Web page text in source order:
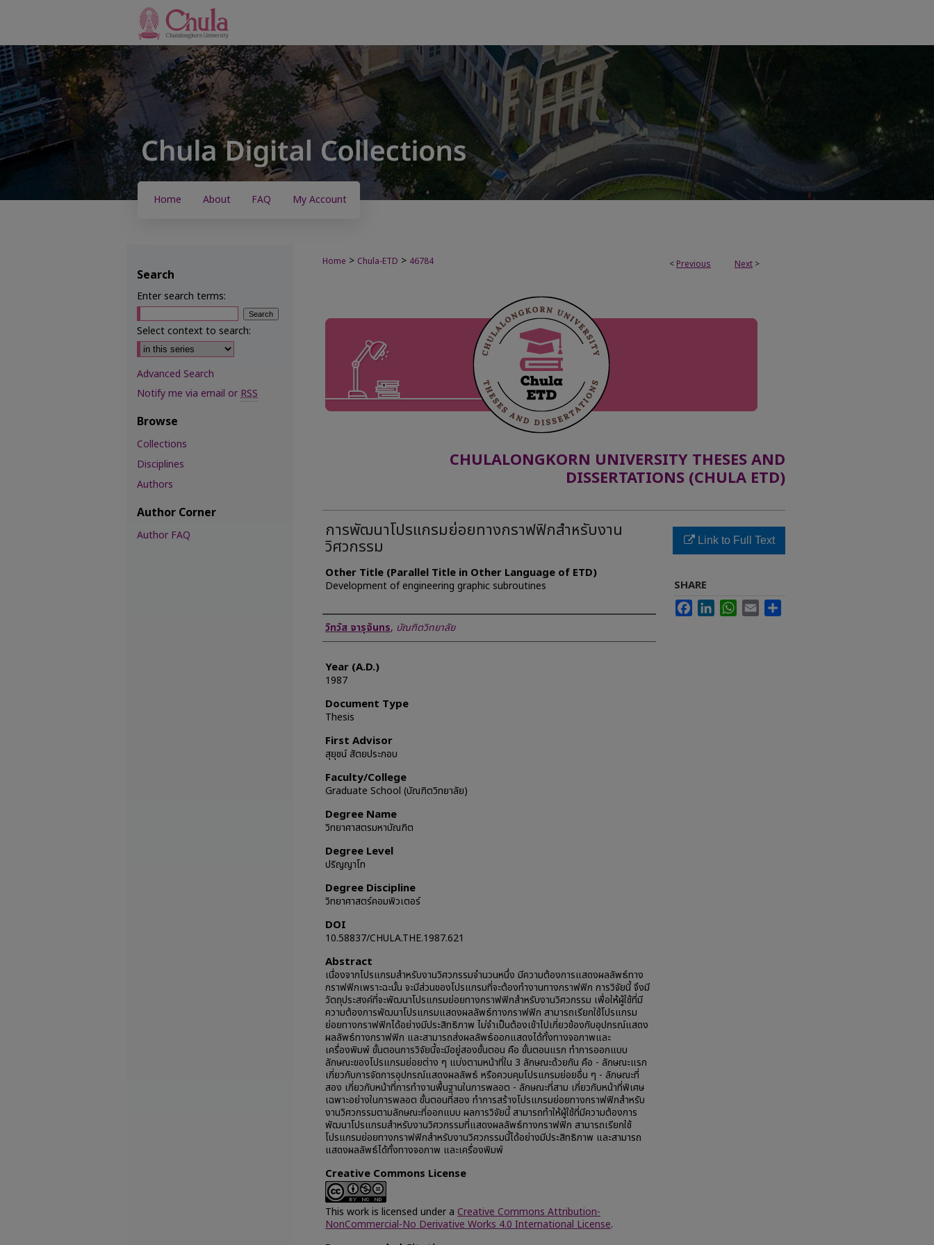
Home About FAQ My Account
< Previous Next >
Home > Chula-ETD > 46784
CHULALONGKORN UNIVERSITY THESES AND
DISSERTATIONS (CHULA ETD)
การพัฒนาโปรแกรมย่อยทางกราฟฟิกสำหรับงาน
วิศวกรรม
Other Title (Parallel Title in Other Language of ETD)
Development of engineering graphic subroutines
Author
วิทวัส จารุจันทร, บัณฑิตวิทยาลัย
Year (A.D.)
1987
Document Type
Thesis
First Advisor
สุยุชน์ สัตยประกอบ
Faculty/College
Graduate School (บัณฑิตวิทยาลัย)
Degree Name
วิทยาศาสตรมหาบัณฑิต
Degree Level
ปริญญาโท
Degree Discipline
วิทยาศาสตร์คอมพิวเตอร์
DOI
10.58837/CHULA.THE.1987.621
Abstract
เนื่องจากโปรแกรมสำหรับงานวิศวกรรมจำนวนหนึ่ง มีความต้องการแสดงผลลัพธ์ทาง
กราฟฟิกเพราะฉะนั้น จะมีส่วนของโปรแกรมที่จะต้องทำงานทางกราฟฟิก การวิจัยนี้ จึงมี
วัตถุประสงค์ที่จะพัฒนาโปรแกรมย่อยทางกราฟฟิกสำหรับงานวิศวกรรม เพื่อให้ผู้ใช้ที่มี
ความต้องการพัฒนาโปรแกรมแสดงผลลัพธ์ทางกราฟฟิก สามารถเรียกใช้โปรแกรม
ย่อยทางกราฟฟิกได้อย่างมีประสิทธิภาพ ไม่จำเป็นต้องเข้าไปเกี่ยวข้องกับอุปกรณ์แสดง
ผลลัพธ์ทางกราฟฟิก และสามารถส่งผลลัพธ์ออกแสดงได้ทั้งทางจอภาพและ
เครื่องพิมพ์ ขั้นตอนการวิจัยนี้จะมีอยู่สองขั้นตอน คือ ขั้นตอนแรก ทำการออกแบบ
ลักษณะของโปรแกรมย่อยต่าง ๆ แบ่งตามหน้าที่ใน 3 ลักษณะด้วยกัน คือ - ลักษณะแรก
เกี่ยวกับการจัดการอุปกรณ์แสดงผลลัพธ์ หรือควบคุมโปรแกรมย่อยอื่น ๆ - ลักษณะที่
สอง เกี่ยวกับหน้าที่การทำงานพื้นฐานในการพลอต - ลักษณะที่สาม เกี่ยวกับหน้าที่พิเศษ
เฉพาะอย่างในการพลอต ขั้นตอนที่สอง ทำการสร้างโปรแกรมย่อยทางกราฟฟิกสำหรับ
งานวิศวกรรมตามลักษณะที่ออกแบบ ผลการวิจัยนี้ สามารถทำให้ผู้ใช้ที่มีความต้องการ
พัฒนาโปรแกรมสำหรับงานวิศวกรรมที่แสดงผลลัพธ์ทางกราฟฟิก สามารถเรียกใช้
โปรแกรมย่อยทางกราฟฟิกสำหรับงานวิศวกรรมนี้ได้อย่างมีประสิทธิภาพ และสามารถ
แสดงผลลัพธ์ได้ทั้งทางจอภาพ และเครื่องพิมพ์
Creative Commons License
This work is licensed under a Creative Commons Attribution-
NonCommercial-No Derivative Works 4.0 International License.
Link to Full Text
SHARE
FacebookLinkedInWhatsApp
Email
Search
Enter search terms:
Select context to search:
Advanced Search
Notify me via email or RSS
Browse
Collections
Disciplines
Authors
Author Corner
Author FAQ